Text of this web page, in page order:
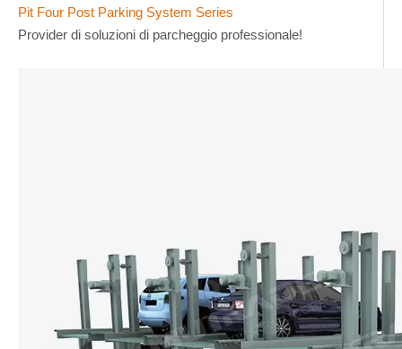
Pit Four Post Parking System Series
Provider di soluzioni di parcheggio professionale!